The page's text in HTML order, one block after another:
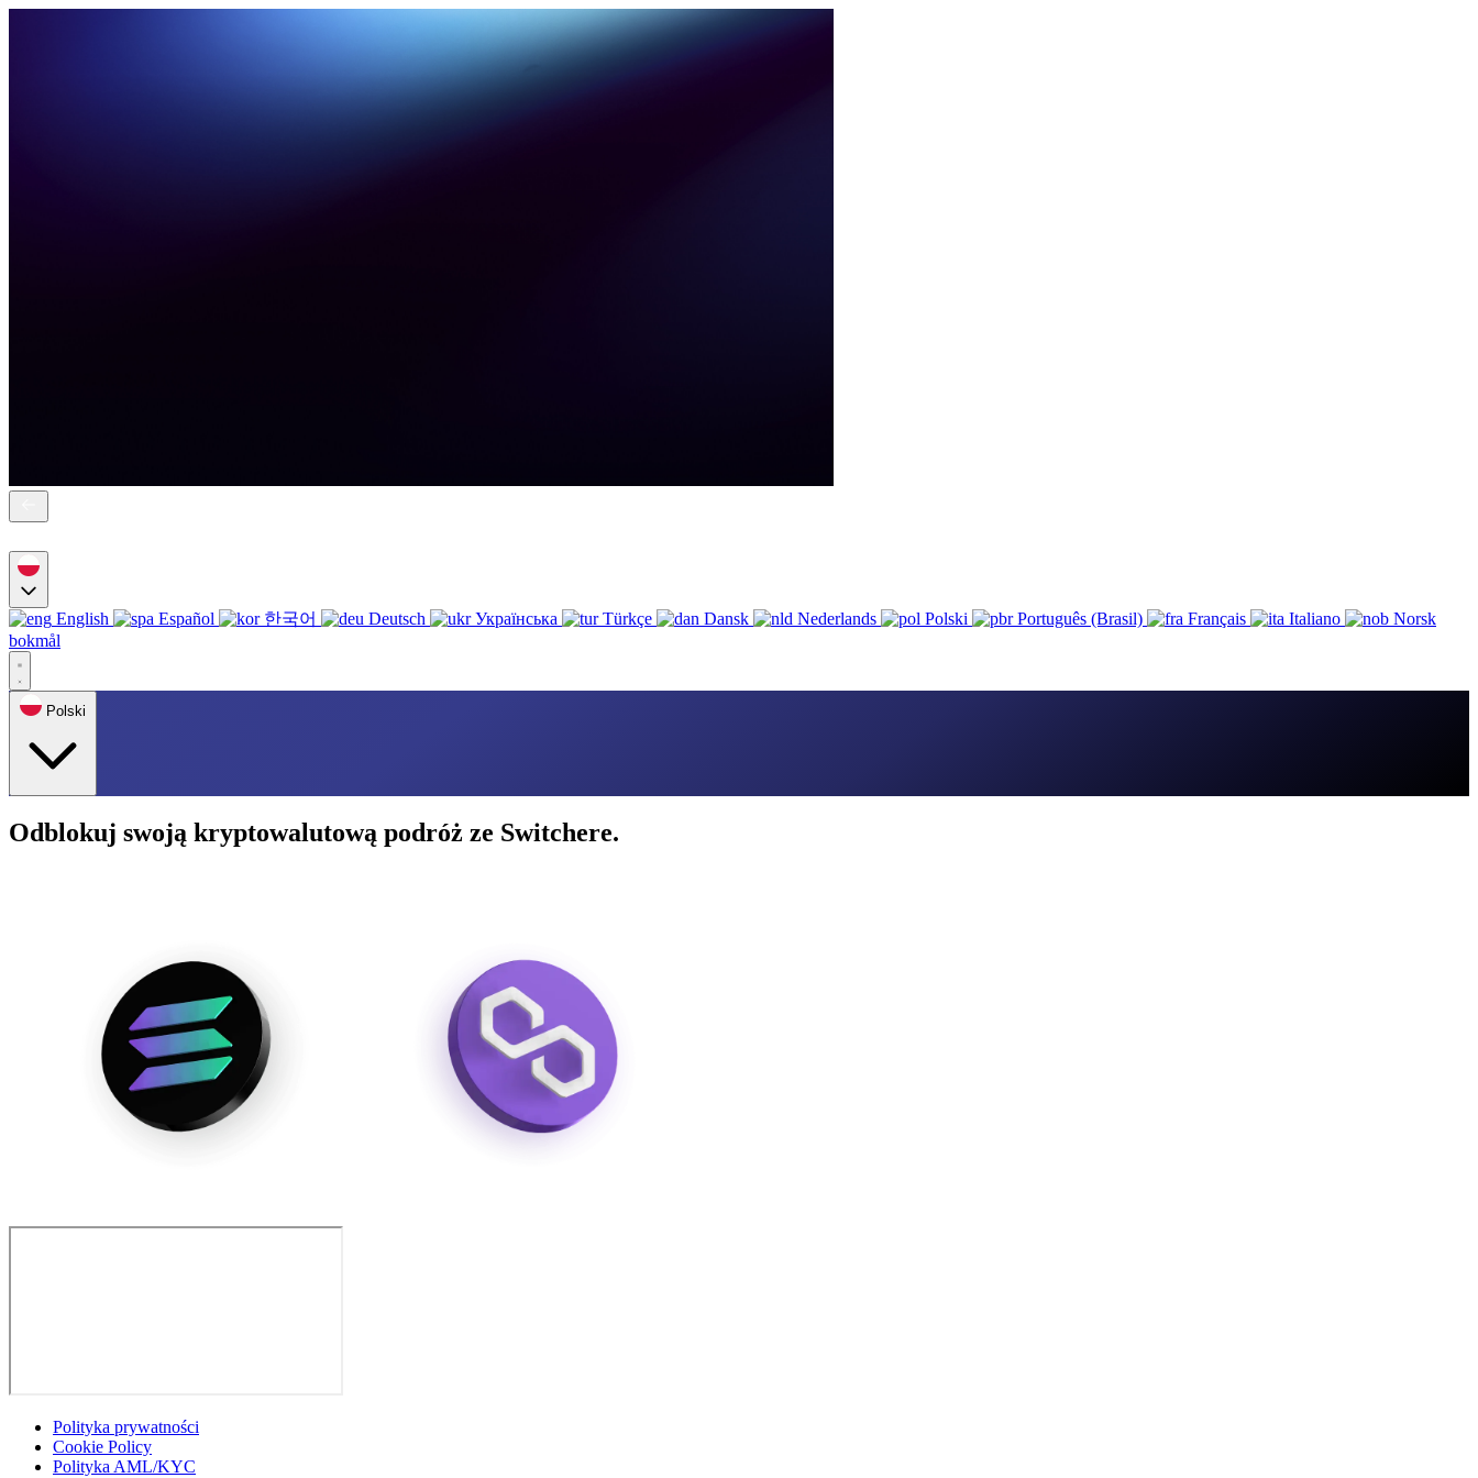
English Español 한국어 Deutsch Українська Türkçe Dansk Nederlands Polski Português (Brasil) Français Italiano
Norsk
bokmål
Polski
Odblokuj swoją kryptowalutową podróż ze Switchere.
Polityka prywatności
Cookie Policy
Polityka AML/KYC